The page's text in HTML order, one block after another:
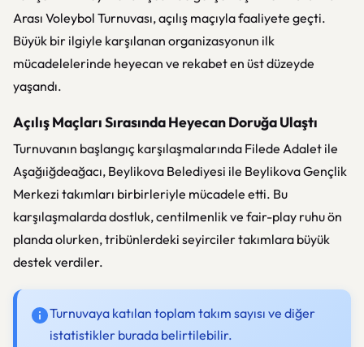
Arası Voleybol Turnuvası, açılış maçıyla faaliyete geçti.
Büyük bir ilgiyle karşılanan organizasyonun ilk
mücadelelerinde heyecan ve rekabet en üst düzeyde
yaşandı.
Açılış Maçları Sırasında Heyecan Doruğa Ulaştı
Turnuvanın başlangıç karşılaşmalarında Filede Adalet ile
Aşağıiğdeağacı, Beylikova Belediyesi ile Beylikova Gençlik
Merkezi takımları birbirleriyle mücadele etti. Bu
karşılaşmalarda dostluk, centilmenlik ve fair-play ruhu ön
planda olurken, tribünlerdeki seyirciler takımlara büyük
destek verdiler.
Turnuvaya katılan toplam takım sayısı ve diğer
istatistikler burada belirtilebilir.